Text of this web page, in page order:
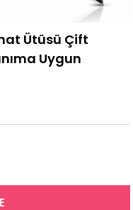
Ütüsü Çift
Uygun